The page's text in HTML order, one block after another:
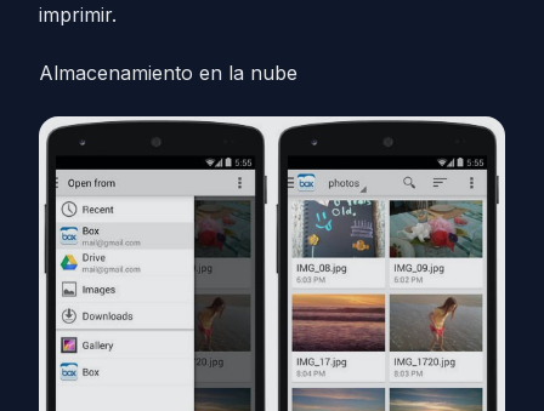
imprimir.
Almacenamiento en la nube